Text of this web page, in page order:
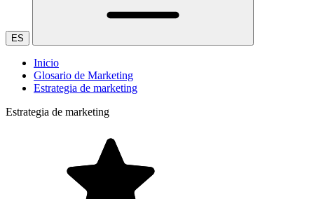
ES
Inicio
Glosario de Marketing
Estrategia de marketing
Estrategia de marketing